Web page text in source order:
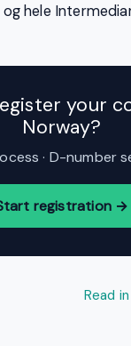
og hele
your
Norway?
· D-number
registration →
Read